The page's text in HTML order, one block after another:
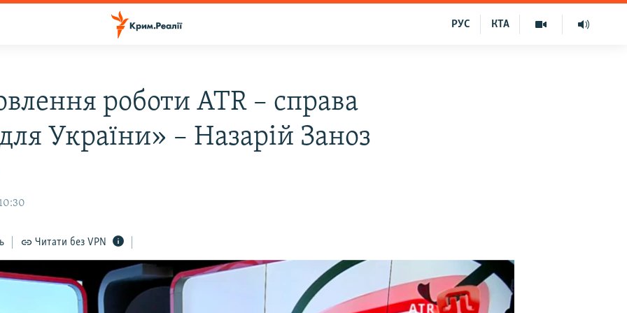
КТА
РУС
роботи ATR – справа
України» – Назарій Заноз
Читати без VPN